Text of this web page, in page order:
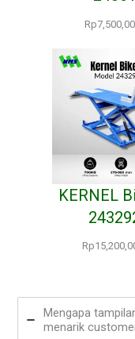
Rp
KERNEL
Rp
Mengapa
menarik